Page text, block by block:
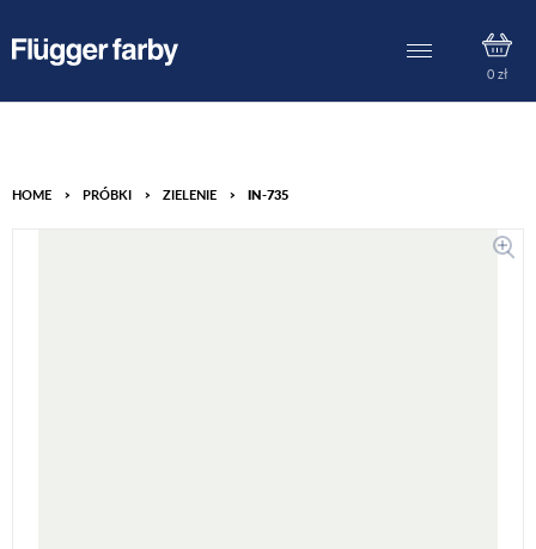
0 zł
HOME > PRÓBKI > ZIELENIE > IN-735